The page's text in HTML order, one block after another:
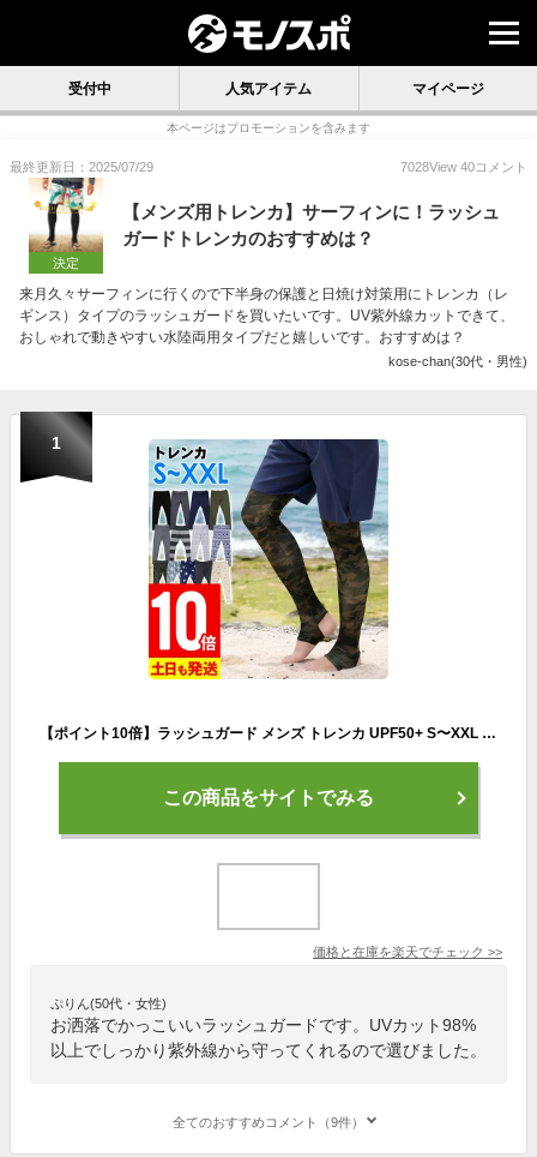
受付中 人気アイテム マイページ
本ページはプロモーションを含みます
最終更新日：2025/07/29 7028View 40コメント
決定
【メンズ用トレンカ】サーフィンに！ラッシュ
ガードトレンカのおすすめは？
来月久々サーフィンに行くので下半身の保護と日焼け対策用にトレンカ（レ
ギンス）タイプのラッシュガードを買いたいです。UV紫外線カットできて、
おしゃれで動きやすい水陸両用タイプだと嬉しいです。おすすめは？
kose-chan(30代・男性)
1
【ポイント10倍】ラッシュガード メンズ トレンカ UPF50+ S〜XXL UVカット98％以上 ラッシュトレンカ マリンカ FELLOW 水陸両用 接触冷感 UVカット 紫外線対策 サーフィン マリンスポーツ
この商品をサイトでみる
価格と在庫を楽天でチェック >>
ぷりん(50代・女性)
お洒落でかっこいいラッシュガードです。UVカット98%
以上でしっかり紫外線から守ってくれるので選びました。
全てのおすすめコメント（9件）